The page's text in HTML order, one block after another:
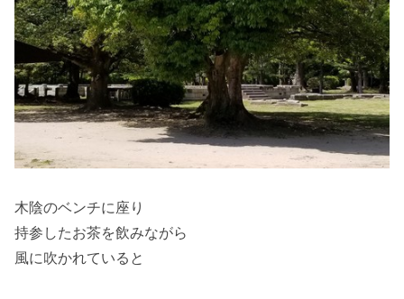
木陰のベンチに座り
持参したお茶を飲みながら
風に吹かれていると